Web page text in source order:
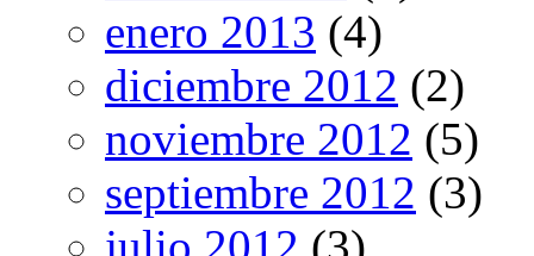
enero 2013 (4)
diciembre 2012 (2)
noviembre 2012 (5)
septiembre 2012 (3)
julio 2012 (3)